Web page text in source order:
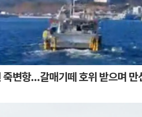
변항...갈매기떼 호위 받으며 만